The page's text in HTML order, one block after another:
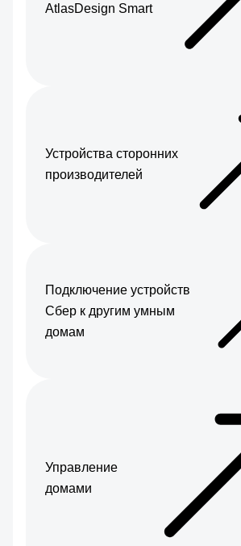
AtlasDesign Smart
Устройства сторонних
производителей
Подключение устройств
Сбер к другим умным
домам
Управление
домами